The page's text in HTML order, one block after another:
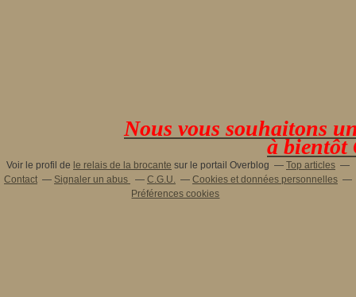
Nous vous souhaitons
à bientôt
Voir le profil de le relais de la brocante sur le portail Overblog
Top articles
Contact
Signaler un abus C.G.U.
Cookies et données personnelles
Préférences cookies